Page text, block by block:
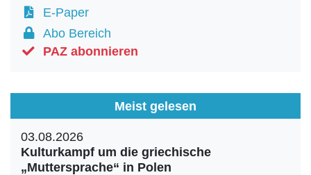
E-Paper
Abo Bereich
PAZ abonnieren
Meist gelesen
03.08.2026
Kulturkampf um die griechische
„Muttersprache“ in Polen